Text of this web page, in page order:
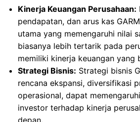
Kinerja Keuangan Perusahaan:
pendapatan, dan arus kas
utama yang memengaruhi nilai
biasanya lebih tertarik pada
memiliki kinerja keuangan yang
Strategi Bisnis: Strategi bisnis
rencana ekspansi, diversifikasi
operasional, dapat
investor terhadap kinerja